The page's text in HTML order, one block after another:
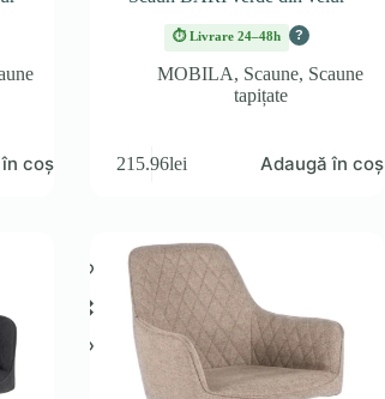
coș
⏱ Livrare 24–48h ?
MOBILA, Scaune, Scaune
tapițate
215.96lei Adaugă în coș